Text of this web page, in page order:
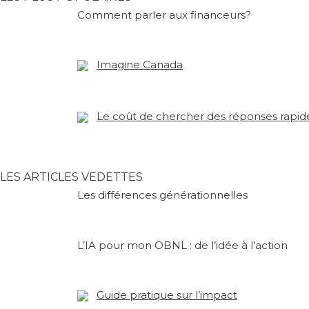
Comment parler aux financeurs?
Imagine Canada
Le coût de chercher des réponses
LES ARTICLES VEDETTES
Les différences générationnelles
L’IA pour mon OBNL : de l’idée à l’action
Guide pratique sur l’impact